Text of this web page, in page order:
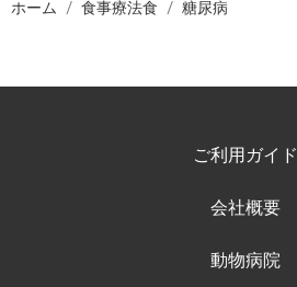
ホーム 食事療法食 糖尿病
ご利用ガイド
会社概要
動物病院